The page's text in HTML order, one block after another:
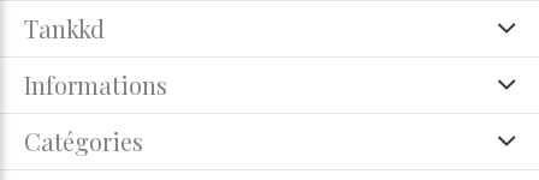
Tankkd
Informations
Catégories